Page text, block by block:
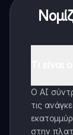
Ο AI
τις
στην